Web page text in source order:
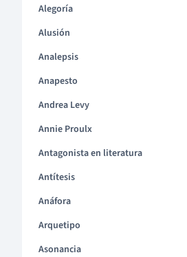
Alegoría
Alusión
Analepsis
Anapesto
Andrea Levy
Annie Proulx
Antagonista en literatura
Antítesis
Anáfora
Arquetipo
Asonancia